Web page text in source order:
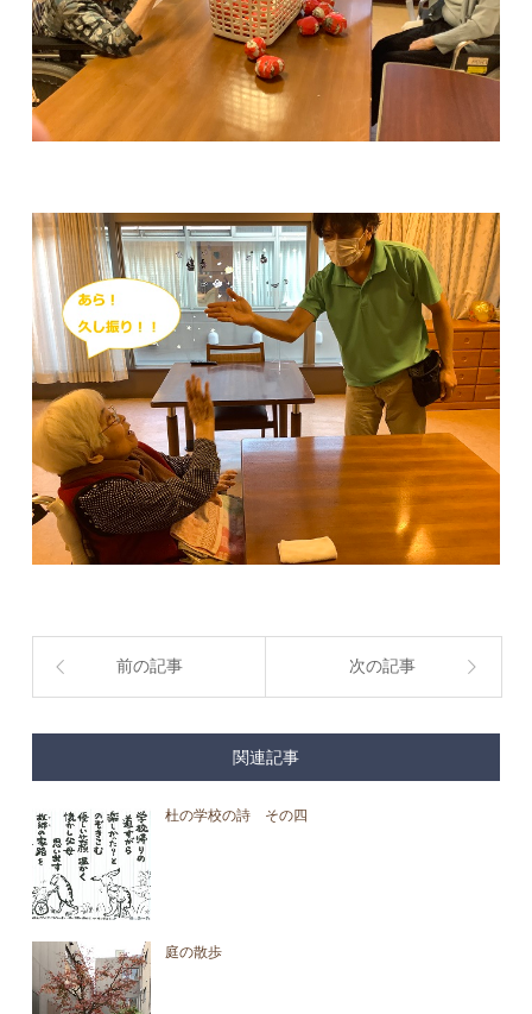
前の記事 次の記事
関連記事
杜の学校の詩 その四
庭の散歩